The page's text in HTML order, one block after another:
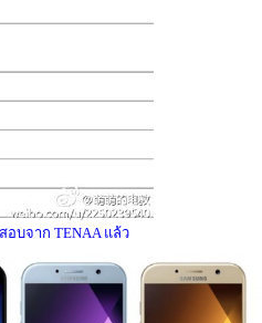
อบจาก TENAA แล้ว